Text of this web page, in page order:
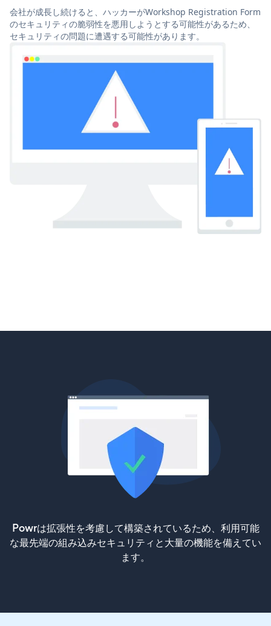
会社が成長し続けると、ハッカーがWorkshop Registration Form
のセキュリティの脆弱性を悪用しようとする可能性があるため、
セキュリティの問題に遭遇する可能性があります。
Powrは拡張性を考慮して構築されているため、利用可能
な最先端の組み込みセキュリティと大量の機能を備えてい
ます。